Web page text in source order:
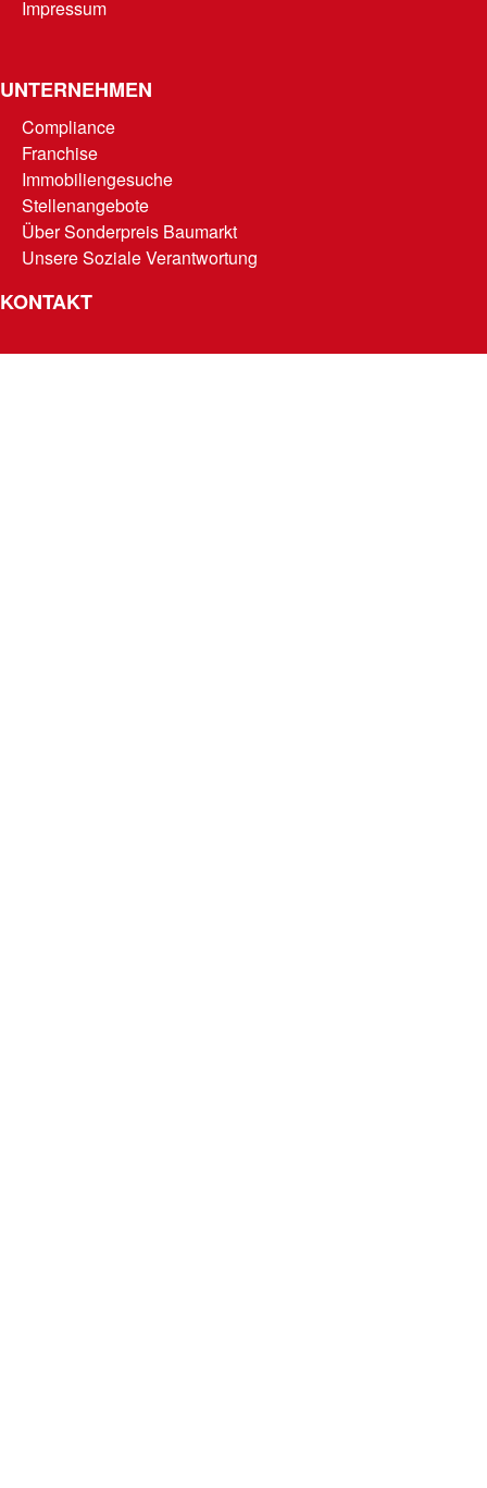
Impressum
UNTERNEHMEN
Compliance
Franchise
Immobiliengesuche
Stellenangebote
Über Sonderpreis Baumarkt
Unsere Soziale Verantwortung
KONTAKT